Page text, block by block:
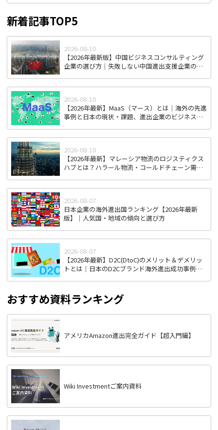
新着記事TOP5
2026-08-10
【2026年最新版】中国ビジネスコンサルティング
企業の選び方｜失敗しない中国進出支援企業の見
2026-08-10
【2026年最新】MaaS（マース）とは｜海外の先進
事例と日本の現状・課題、進出企業のビジネスチ
2026-08-10
【2026年最新】マレーシア物流のロジスティクス
ハブとは？ハラール物流・コールドチェーン需要
2026-08-07
日本企業の海外進出国ランキング【2026年最新
版】｜人気国・地域の傾向と選び方
2026-08-07
【2026年最新】D2C(DtoC)のメリット＆デメリッ
トとは｜日本のD2Cブランド海外進出成功事例と
おすすめ資料ランキング
アメリカAmazon進出完全ガイド【超入門編】
Wiki Investmentご案内資料